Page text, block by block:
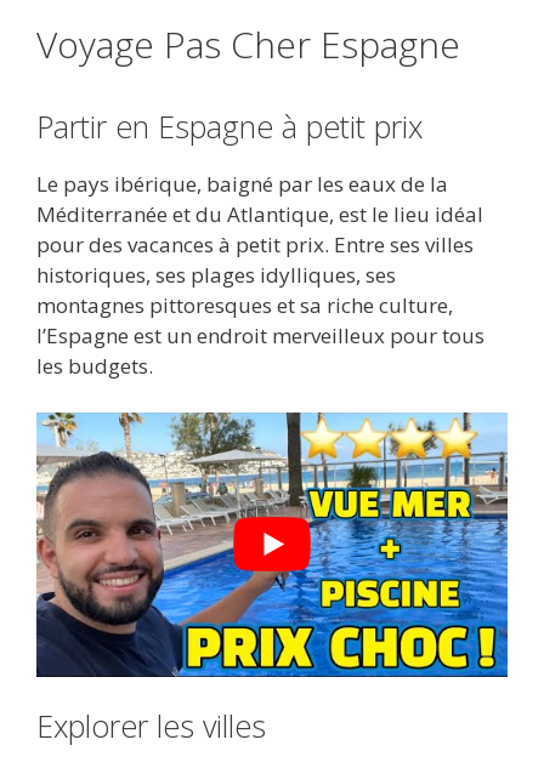
Voyage Pas Cher Espagne
Partir en Espagne à petit prix
Le pays ibérique, baigné par les eaux de la
Méditerranée et du Atlantique, est le lieu idéal
pour des vacances à petit prix. Entre ses villes
historiques, ses plages idylliques, ses
montagnes pittoresques et sa riche culture,
l’Espagne est un endroit merveilleux pour tous
les budgets.
Explorer les villes